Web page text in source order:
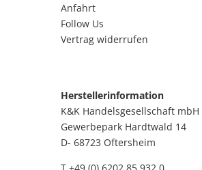
Anfahrt
Follow Us
Vertrag widerrufen
Herstellerinformation
K&K Handelsgesellschaft mbH
Gewerbepark Hardtwald 14
D- 68723 Oftersheim